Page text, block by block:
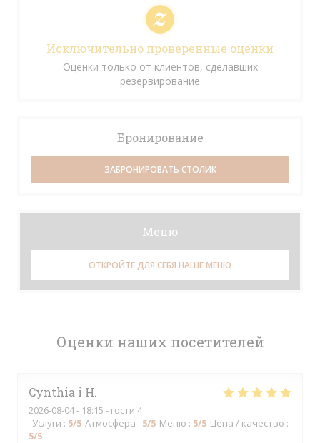
Оценки наших посетителей
Cynthia i H
2026-08-04- 18:15 - гости 4
Услуги : 5/5 Атмосфера : 5/5 Меню : 5/5 Цена / качество :
5/5
Исключительно проверенные оценки
Оценки только от клиентов, сделавших
резервирование
Бронирование
ЗАБРОНИРОВАТЬ СТОЛИК
Меню
ОТКРОЙТЕ ДЛЯ СЕБЯ НАШЕ МЕНЮ